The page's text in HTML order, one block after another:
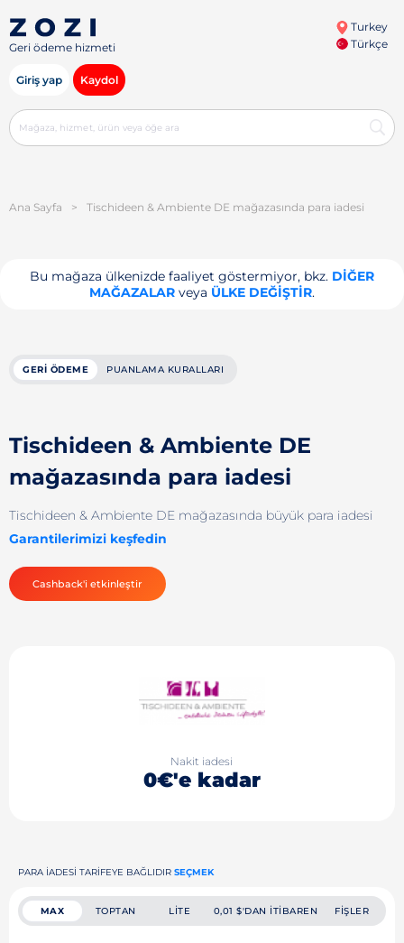
Geri ödeme hizmeti
Turkey
Türkçe
Giriş yap Kaydol
Ana Sayfa > Tischideen & Ambiente DE mağazasında para iadesi
Bu mağaza ülkenizde faaliyet göstermiyor, bkz. DIĞER
MAĞAZALARveya ÜLKE DEĞIŞTIR.
GERI ÖDEME PUANLAMA KURALLARI
Tischideen & Ambiente DE
mağazasında para iadesi
Tischideen & Ambiente DE mağazasında büyük para iadesi
Garantilerimizi keşfedin
Cashback'i etkinleştir
Nakit iadesi
0€'e kadar
PARA IADESI TARIFEYE BAĞLIDIR SEÇMEK
MAX TOPTAN LITE 0,01 $'DAN ITIBAREN FIŞLER